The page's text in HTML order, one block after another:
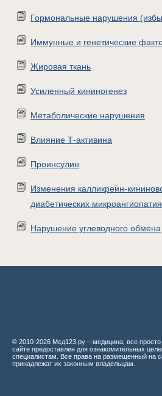
Гормональные нарушения
Иммунные и генетические
Жировая ткань
Усиленный кининогенез
Метаболические нарушения
Влияние Т-активина
Проинсулин
Изменения калликреин-
диабетических
Нарушение углеводного обмена
© 2010-2026 Мед123.ру – медицина, все просто
сайте предоставлен для ознакомительных
специалистам. Все права на размещенный на
принадлежат их законным владельцам.